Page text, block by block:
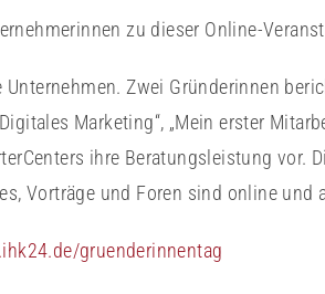
zu dieser Online-
Zwei Gründerinnen
Marketing“, „Mein erster
ihre Beratungsleistung vor.
Vorträge und Foren sind online
gruenderinnentag